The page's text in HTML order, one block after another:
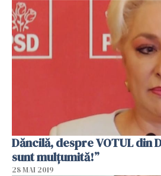
Dăncilă, despre VOTUL din
sunt mulțumită!”
28 MAI 2019